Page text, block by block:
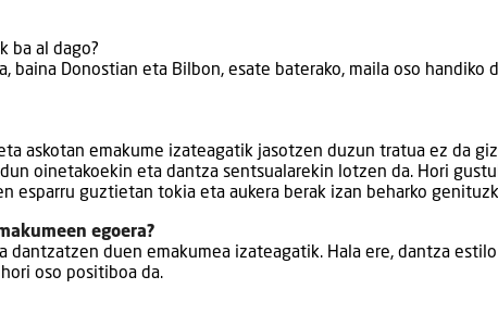
ba al dago?
baina Donostian eta Bilbon, esate baterako, maila oso handiko
askotan emakume izateagatik jasotzen duzun tratua ez da
oinetakoekin eta dantza sentsualarekin lotzen da. Hori
esparru guztietan tokia eta aukera berak izan beharko
egoera?
duen emakumea izateagatik. Hala ere, dantza estilo
oso positiboa da.